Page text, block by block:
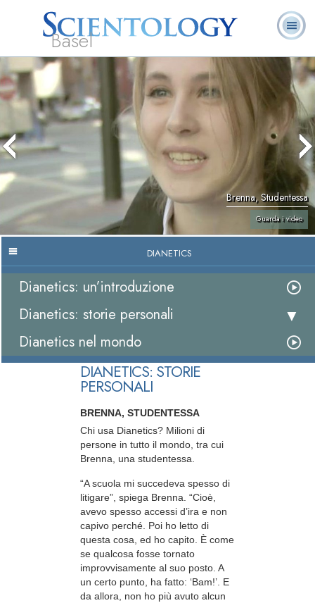
Basel
siamo
L. Ron Hubbard:
Che cos’è
Scientology?
Ministri
Volontari
Domande
ricorrenti
Libri
Brenna, Studentessa
Guarda i video
DIANETICS
Dianetics: un’introduzione
Dianetics: storie personali
Dianetics nel mondo
DIANETICS: STORIE
PERSONALI
BRENNA, STUDENTESSA
Chi usa Dianetics? Milioni di
persone in tutto il mondo, tra cui
Brenna, una studentessa.
“A scuola mi succedeva spesso di
litigare”, spiega Brenna. “Cioè,
avevo spesso accessi d’ira e non
capivo perché. Poi ho letto di
questa cosa, ed ho capito. È come
se qualcosa fosse tornato
improvvisamente al suo posto. A
un certo punto, ha fatto: ‘Bam!’. E
da allora, non ho più avuto alcun